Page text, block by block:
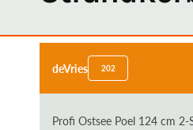
Zum
springendeVries 202
Profi Ostsee Poel 124 cm 2-